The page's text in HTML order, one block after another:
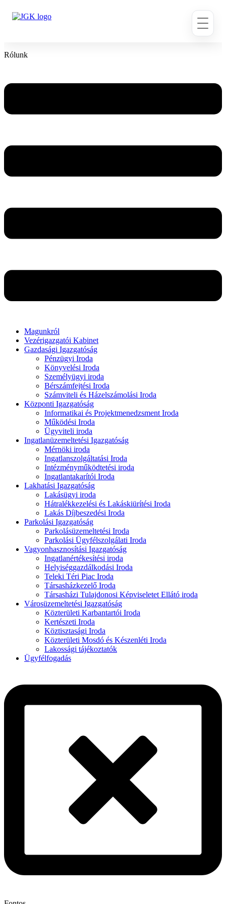
Rólunk
Magunkról
Vezérigazgatói Kabinet
Gazdasági Igazgatóság
Pénzügyi Iroda
Könyvelési Iroda
Személyügyi iroda
Bérszámfejtési Iroda
Számviteli és Házelszámolási Iroda
Központi Igazgatóság
Informatikai és Projektmenedzsment Iroda
Működési Iroda
Ügyviteli iroda
Ingatlanüzemeltetési Igazgatóság
Mérnöki iroda
Ingatlanszolgáltatási Iroda
Intézményműködtetési iroda
Ingatlantakarítói Iroda
Lakhatási Igazgatóság
Lakásügyi iroda
Hátralékkezelési és Lakáskiürítési Iroda
Lakás Díjbeszedési Iroda
Parkolási Igazgatóság
Parkolásüzemeltetési Iroda
Parkolási Ügyfélszolgálati Iroda
Vagyonhasznosítási Igazgatóság
Ingatlanértékesítési iroda
Helyiséggazdálkodási Iroda
Teleki Téri Piac Iroda
Társasházkezelő Iroda
Társasházi Tulajdonosi Képviseletet Ellátó iroda
Városüzemeltetési Igazgatóság
Közterületi Karbantartói Iroda
Kertészeti Iroda
Köztisztasági Iroda
Közterületi Mosdó és Készenléti Iroda
Lakossági tájékoztatók
Ügyfélfogadás